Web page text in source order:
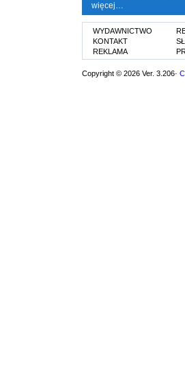
więcej…
WYDAWNICTWO
KONTAKT
REKLAMA
Copyright © 2026 Ver. 3.206·